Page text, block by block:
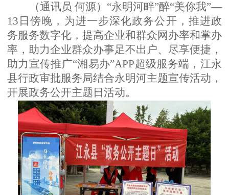
（通讯员 何源） “永明河畔”醉“美你我”—
13 日傍晚 ， 为进一步深化政务公开，推进政
务服务数字化，提高企业和群众网办率和掌办
率，助力企业群众办事足不出户、尽享便捷，
助力宣传推广“湘易办”APP超级服务端，江永
县行政审批服务局结合永明河主题宣传活动，
开展政务公开主题日活动。